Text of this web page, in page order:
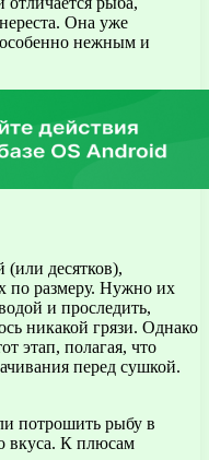
Она уже
особенно нежным и
(или десятков),
по размеру. Нужно их
и проследить,
никакой грязи. Однако
этап, полагая, что
перед сушкой.
потрошить рыбу в
вкуса. К плюсам